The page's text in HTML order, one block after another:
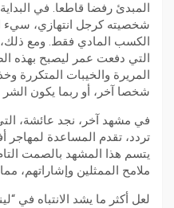
المبدئ رفضا قاطعا. في
شخصيته كرجل انتهازي، سيء
الكسب المادي فقط. ومع
التي دفعت عمر ليصبح بهذه
المريرة والخيبات المتكررة
شخصا آخر، أو ربما يكون الشر
في مشهد آخر، نجد عائشة،
تردد، تقدم المساعدة
يتسم هذا المشهد بالصمت
ملامح الممثلين وإشاراتهم،
لعل أكثر ما يشد الانتباه في